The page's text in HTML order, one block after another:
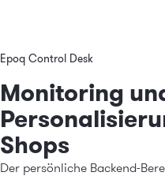
Epoq Control Desk
Monitoring
Shops
Der persönliche Backend-